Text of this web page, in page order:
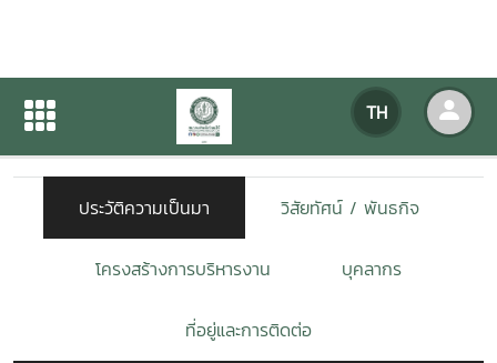
TH
เกี่ยวกับหน่วยงาน
เกี่ยวกับหน่วยงาน
ประวัติความเป็นมา วิสัยทัศน์ / พันธกิจ
โครงสร้างการบริหารงาน บุคลากร
ที่อยู่และการติดต่อ